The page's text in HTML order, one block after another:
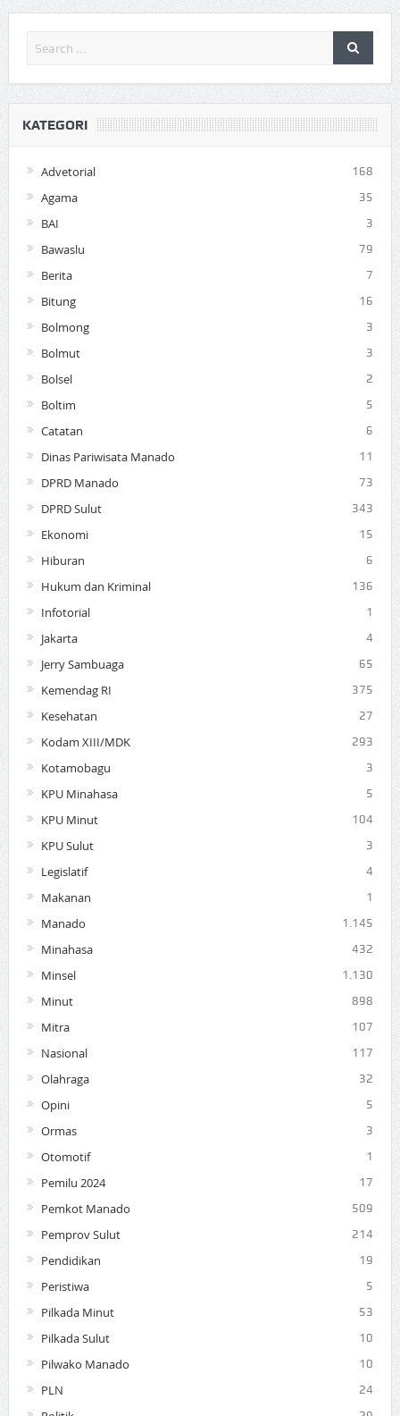
KATEGORI
Advetorial 168
Agama 35
BAI 3
Bawaslu 79
Berita 7
Bitung 16
Bolmong 3
Bolmut 3
Bolsel 2
Boltim 5
Catatan 6
Dinas Pariwisata Manado 11
DPRD Manado 73
DPRD Sulut 343
Ekonomi 15
Hiburan 6
Hukum dan Kriminal 136
Infotorial 1
Jakarta 4
Jerry Sambuaga 65
Kemendag RI 375
Kesehatan 27
Kodam XIII/MDK 293
Kotamobagu 3
KPU Minahasa 5
KPU Minut 104
KPU Sulut 3
Legislatif 4
Makanan 1
Manado 1.145
Minahasa 432
Minsel 1.130
Minut 898
Mitra 107
Nasional 117
Olahraga 32
Opini 5
Ormas 3
Otomotif 1
Pemilu 2024 17
Pemkot Manado 509
Pemprov Sulut 214
Pendidikan 19
Peristiwa 5
Pilkada Minut 53
Pilkada Sulut 10
Pilwako Manado 10
PLN 24